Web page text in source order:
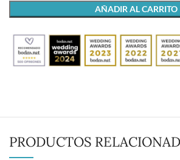
AÑADIR AL CARRITO
PRODUCTOS